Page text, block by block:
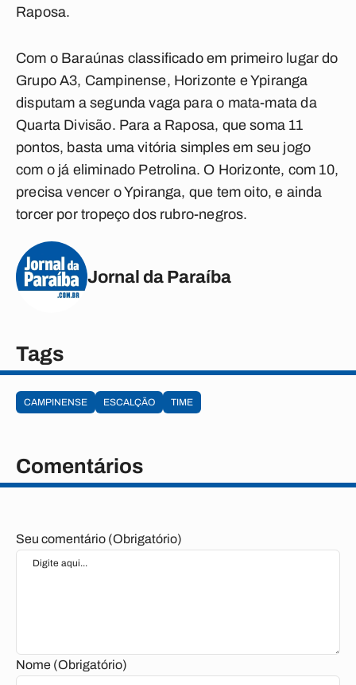
Raposa.
Com o Baraúnas classificado em primeiro lugar do
Grupo A3, Campinense, Horizonte e Ypiranga
disputam a segunda vaga para o mata-mata da
Quarta Divisão. Para a Raposa, que soma 11
pontos, basta uma vitória simples em seu jogo
com o já eliminado Petrolina. O Horizonte, com 10,
precisa vencer o Ypiranga, que tem oito, e ainda
torcer por tropeço dos rubro-negros.
Jornal da Paraíba
Tags
CAMPINENSE ESCALÇÃO TIME
Comentários
Seu comentário (Obrigatório)
Nome (Obrigatório)